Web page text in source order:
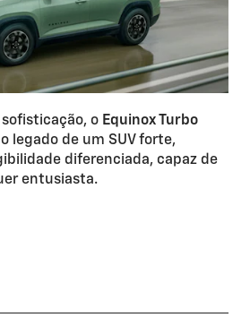
o Equinox Turbo
legado de um SUV forte,
diferenciada, capaz de
entusiasta.